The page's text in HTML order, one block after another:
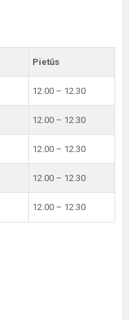
Pietūs
12.00 – 12.30
12.00 – 12.30
12.00 – 12.30
12.00 – 12.30
12.00 – 12.30